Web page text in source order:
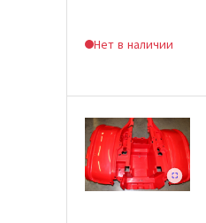
Нет в наличии